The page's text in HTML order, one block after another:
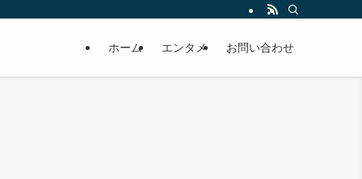
ホーム エンタメ お問い合わせ